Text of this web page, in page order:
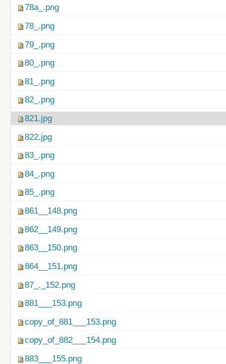
78a_.png
78_.png
79_.png
80_.png
81_.png
82_.png
821.jpg
822.jpg
83_.png
84_.png
85_.png
861__148.png
862__149.png
863__150.png
864__151.png
87_._152.png
881___153.png
copy_of_881___153.png
copy_of_882___154.png
883___155.png